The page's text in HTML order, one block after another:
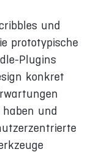
und
prototypische
Plugins
konkret
und